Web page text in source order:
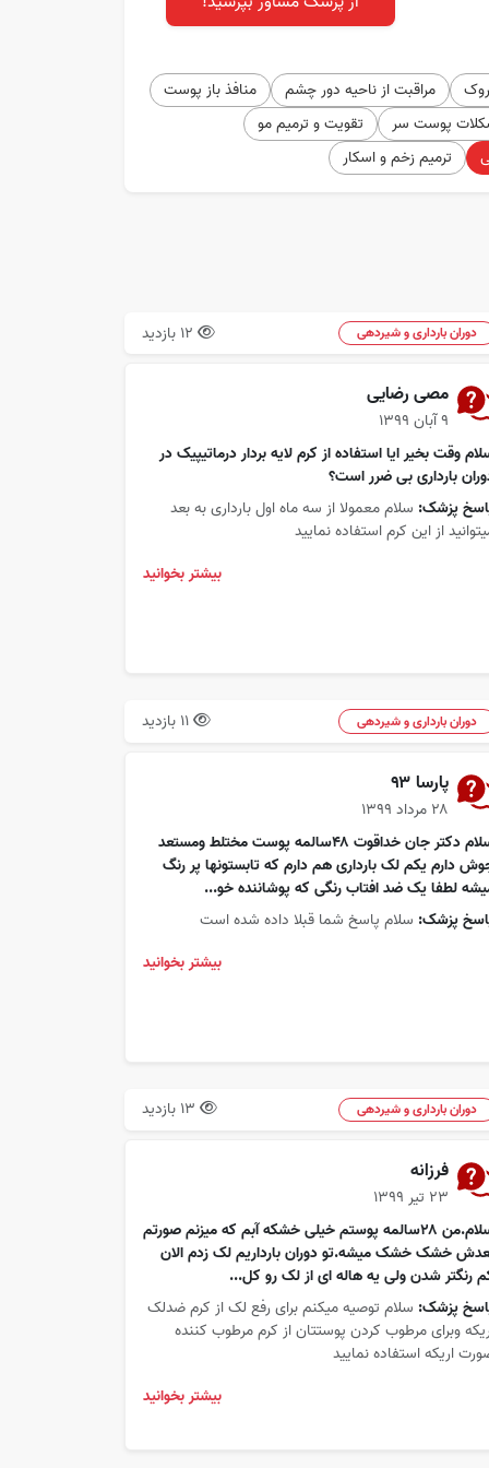
مراقبت از ناحیه دور چشم
منافذ باز پوست
پوست سر
تقویت و ترمیم مو
ترمیم زخم و اسکار
دوران بارداری و شیردهی
مصی رضایی
۹ آبان ۱۳۹۹
وقت بخیر ایا استفاده از کرم لایه بردار درماتیپیک در
بارداری بی ضرر است؟
پزشک: سلام معمولا از سه ماه اول بارداری به بعد
از این کرم استفاده نمایید
بیشتر بخوانید
دوران بارداری و شیردهی
پارسا ۹۳
۲۸ مرداد ۱۳۹۹
سلام دکتر جان خداقوت ۴۸سالمه پوست مختلط ومستعد
دارم یکم لک بارداری هم دارم که تابستونها پر رنگ
لطفا یک ضد افتاب رنگی که پوشاننده خو...
پزشک: سلام پاسخ شما قبلا داده شده است
بیشتر بخوانید
دوران بارداری و شیردهی
فرزانه
۲۳ تیر ۱۳۹۹
سلام.من ۲۸سالمه پوستم خیلی خشکه آبم که میزنم صورتم
خشک خشک میشه.تو دوران بارداریم لک زدم الان
رنگتر شدن ولی یه هاله ای از لک رو کل...
پزشک: سلام توصیه میکنم برای رفع لک از کرم ضدلک
وبرای مرطوب کردن پوستتان از کرم مرطوب کننده
اریکه استفاده نمایید
بیشتر بخوانید